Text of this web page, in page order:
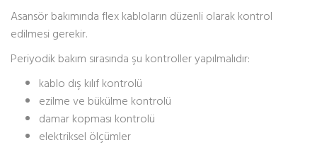
Asansör bakımında flex kabloların düzenli olarak kontrol
edilmesi gerekir.
Periyodik bakım sırasında şu kontroller yapılmalıdır:
kablo dış kılıf kontrolü
ezilme ve bükülme kontrolü
damar kopması kontrolü
elektriksel ölçümler